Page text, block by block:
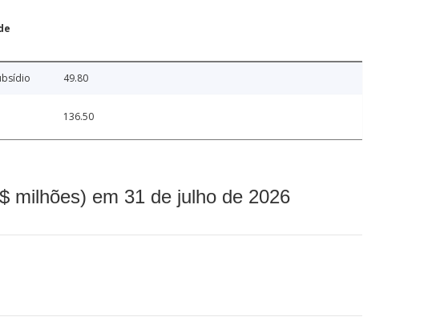
49.80
136.50
milhões) em 31 de julho de 2026